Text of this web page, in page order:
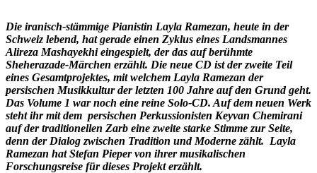
Die iranisch-stämmige Pianistin Layla Ramezan, heute in der
Schweiz lebend, hat gerade einen Zyklus eines Landsmannes
Alireza Mashayekhi eingespielt, der das auf berühmte
Sheherazade-Märchen erzählt. Die neue CD ist der zweite Teil
eines Gesamtprojektes, mit welchem Layla Ramezan der
persischen Musikkultur der letzten 100 Jahre auf den Grund geht.
Das Volume 1 war noch eine reine Solo-CD. Auf dem neuen Werk
steht ihr mit dem persischen Perkussionisten Keyvan Chemirani
auf der traditionellen Zarb eine zweite starke Stimme zur Seite,
denn der Dialog zwischen Tradition und Moderne zählt. Layla
Ramezan hat Stefan Pieper von ihrer musikalischen
Forschungsreise für dieses Projekt erzählt.